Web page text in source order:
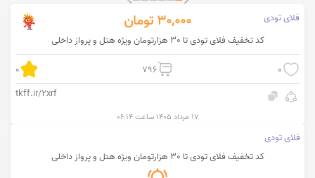
فلای تودی 30,000 تومان
کد تخفیف فلای تودی تا 30 هزارتومان ویژه هتل و پرواز داخلی
0
796
0
tkff.ir/2xrf
۱۷ مرداد ۱۴۰۵ ساعت ۰۶:۱۴
فلای تودی
کد تخفیف فلای تودی تا 30 هزارتومان ویژه هتل و پرواز داخلی